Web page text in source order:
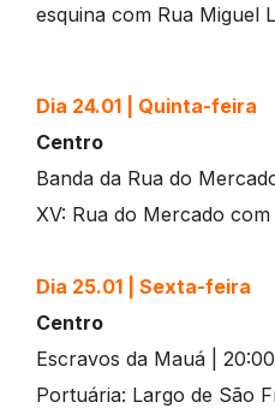
esquina com Rua Miguel
Dia 24.01 | Quinta-feira
Centro
Banda da Rua do
XV: Rua do Mercado
Dia 25.01
Sexta-feira
Centro
Escravos da Mauá |
Portuária: Largo de São